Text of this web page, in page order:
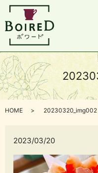
HOME 20230320_img002
2023/03/20